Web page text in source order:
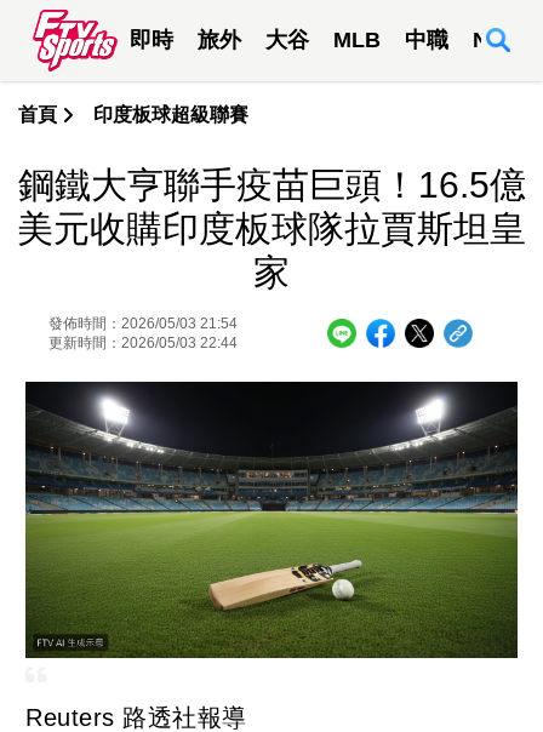
即時 旅外 大谷 MLB 中職 NBA
首頁 印度板球超級聯賽
鋼鐵大亨聯手疫苗巨頭！16.5億
美元收購印度板球隊拉賈斯坦皇
家
發佈時間：2026/05/03 21:54
更新時間：2026/05/03 22:44
Reuters 路透社報導